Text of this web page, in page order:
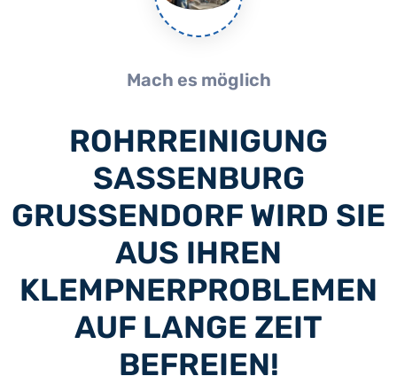
Mach es möglich
ROHRREINIGUNG
SASSENBURG
GRUSSENDORF WIRD SIE A
US IHREN K
LEMPNERPROBLEMEN A
UF LANGE ZEIT B
EFREIEN!